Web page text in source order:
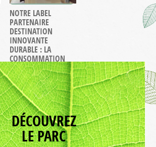
Destination
Innovante…
NOTRE LABEL
PARTENAIRE
DESTINATION
INNOVANTE
DURABLE : LA
CONSOMMATION
RESPONSABLE
Après avoir mis en
lumière nos actions
en faveur de la
biodiversité,…
> EN SAVOIR +
DÉCOUVREZ
LE PARC